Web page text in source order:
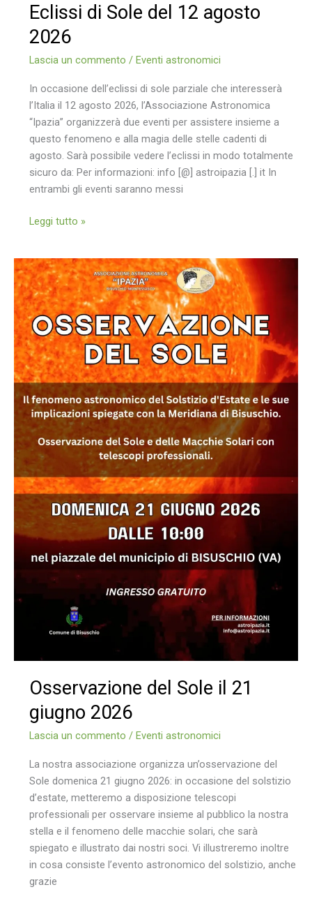
Eclissi di Sole del 12 agosto
2026
Lascia un commento / Eventi astronomici
In occasione dell’eclissi di sole parziale che interesserà
l’Italia il 12 agosto 2026, l’Associazione Astronomica
“Ipazia” organizzerà due eventi per assistere insieme a
questo fenomeno e alla magia delle stelle cadenti di
agosto. Sarà possibile vedere l’eclissi in modo totalmente
sicuro da: Per informazioni: info [@] astroipazia [.] it In
entrambi gli eventi saranno messi
Eclissi
del
12
agosto
2026
Leggi tutto »
Osservazione del Sole il 21
giugno 2026
Lascia un commento / Eventi astronomici
La nostra associazione organizza un’osservazione del
Sole domenica 21 giugno 2026: in occasione del solstizio
d’estate, metteremo a disposizione telescopi
professionali per osservare insieme al pubblico la nostra
stella e il fenomeno delle macchie solari, che sarà
spiegato e illustrato dai nostri soci. Vi illustreremo inoltre
in cosa consiste l’evento astronomico del solstizio, anche
grazie